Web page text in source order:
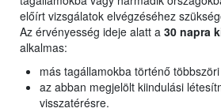
előírt vizsgálatok elvégzéséhez
Az érvényesség ideje alatt a 30 napra
alkalmas:
más tagállamokba történő
az abban megjelölt kiindulási
visszatérésre.